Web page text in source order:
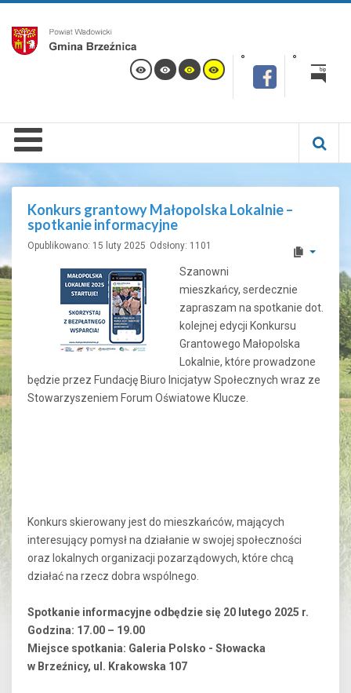
Konkurs grantowy Małopolska Lokalnie –
spotkanie informacyjne
Opublikowano: 15 luty 2025 Odsłony: 1101
Szanowni
mieszkańcy, serdecznie
zapraszam na spotkanie dot.
kolejnej edycji Konkursu
Grantowego Małopolska
Lokalnie, które prowadzone
będzie przez Fundację Biuro Inicjatyw Społecznych wraz ze
Stowarzyszeniem Forum Oświatowe Klucze.
Konkurs skierowany jest do mieszkańców, mających
interesujący pomysł na działanie w swojej społeczności
oraz lokalnych organizacji pozarządowych, które chcą
działać na rzecz dobra wspólnego.
Spotkanie informacyjne odbędzie się 20 lutego 2025 r.
Godzina: 17.00 – 19.00
Miejsce spotkania: Galeria Polsko - Słowacka
w Brzeźnicy, ul. Krakowska 107